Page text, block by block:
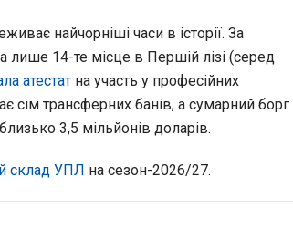
найчорніші часи в історії. За
лише 14-те місце в Першій лізі (серед
атестат на участь у професійних
сім трансферних банів, а сумарний борг
3,5 мільйонів доларів.
склад УПЛ на сезон-2026/27.